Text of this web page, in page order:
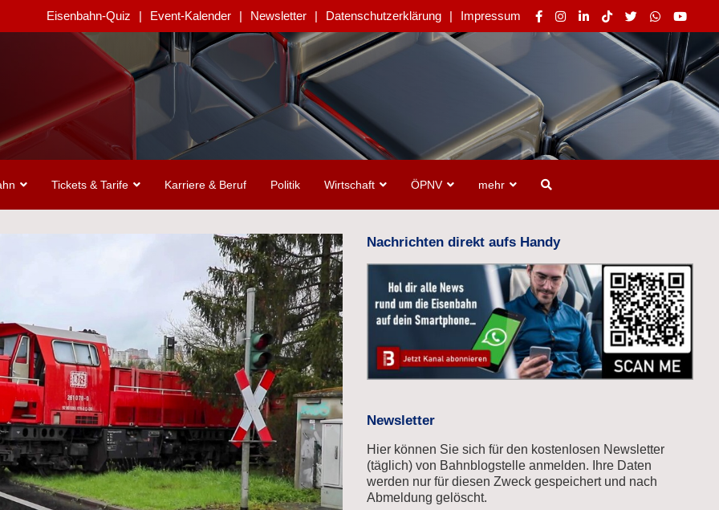
Eisenbahn-Quiz Event-Kalender Newsletter Datenschutzerklärung Impressum
Tickets & Tarife Karriere & Beruf Politik Wirtschaft ÖPNV mehr
Nachrichten direkt aufs Handy
Newsletter
Hier können Sie sich für den kostenlosen Newsletter
(täglich) von Bahnblogstelle anmelden. Ihre Daten
werden nur für diesen Zweck gespeichert und nach
Abmeldung gelöscht.